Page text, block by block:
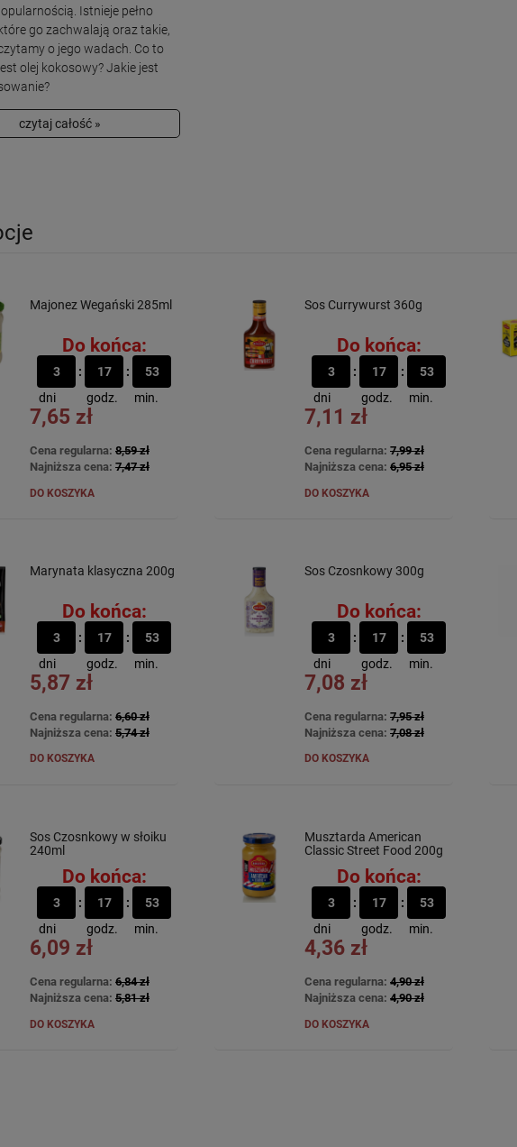
Istnieje pełno
go zachwalają oraz takie,
o jego wadach. Co to
olej kokosowy? Jakie jest
czytaj całość »
Majonez Wegański 285ml
Do końca:
3
dni
17
godz.
53
min.
7,65 zł
Cena regularna: 8,59 zł
Najniższa cena: 7,47 zł
DO KOSZYKA
Sos Currywurst 360g
Do końca:
3
dni
17
godz.
53
min.
7,11 zł
Cena regularna: 7,99 zł
Najniższa cena: 6,95 zł
DO KOSZYKA
Marynata klasyczna 200g
Do końca:
3
dni
17
godz.
53
min.
5,87 zł
Cena regularna: 6,60 zł
Najniższa cena: 5,74 zł
DO KOSZYKA
Sos Czosnkowy 300g
Do końca:
3
dni
17
godz.
53
min.
7,08 zł
Cena regularna: 7,95 zł
Najniższa cena: 7,08 zł
DO KOSZYKA
Sos Czosnkowy w słoiku
240ml
Do końca:
3
dni
17
godz.
53
min.
6,09 zł
Cena regularna: 6,84 zł
Najniższa cena: 5,81 zł
DO KOSZYKA
Musztarda American
Classic Street Food 200g
Do końca:
3
dni
17
godz.
53
min.
4,36 zł
Cena regularna: 4,90 zł
Najniższa cena: 4,90 zł
DO KOSZYKA